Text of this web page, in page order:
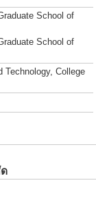
School of
School of
Technology, College